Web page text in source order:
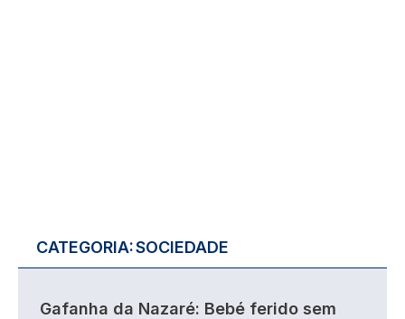
CATEGORIA:SOCIEDADE
Gafanha da Nazaré: Bebé ferido sem